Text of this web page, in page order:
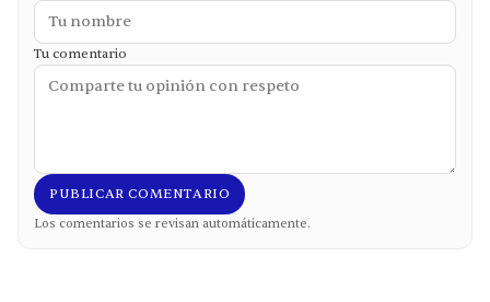
Tu comentario
PUBLICAR COMENTARIO
Los comentarios se revisan automáticamente.